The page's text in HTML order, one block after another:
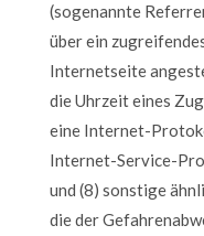
(sogenannte
über ein
Internetseite
die Uhrzeit eines
eine Internet-
Internet-Service-
und (8) sonstige
die der